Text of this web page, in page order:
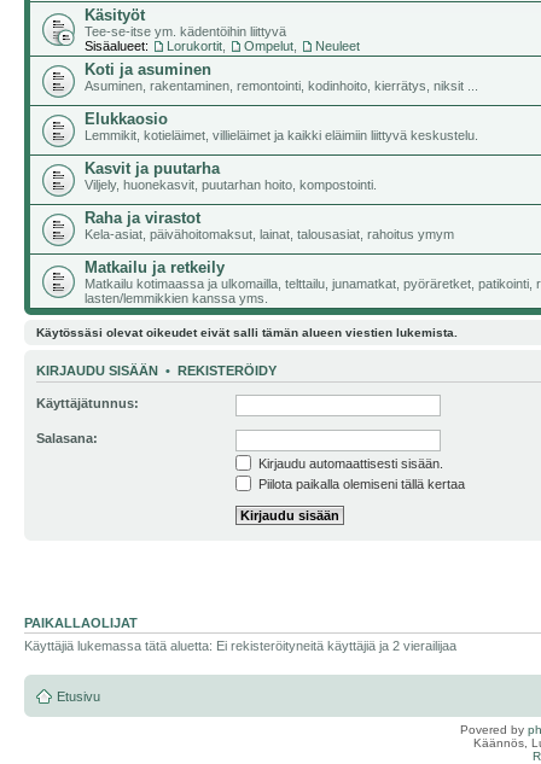
Käsityöt
Tee-se-itse ym. kädentöihin liittyvä
Sisäalueet:
Lorukortit Ompelut Neuleet
Koti ja asuminen
Asuminen, rakentaminen, remontointi, kodinhoito, kierrätys, niksit ...
Elukkaosio
Lemmikit, kotieläimet, villieläimet ja kaikki eläimiin liittyvä keskustelu.
Kasvit ja puutarha
Viljely, huonekasvit, puutarhan hoito, kompostointi.
Raha ja virastot
Kela-asiat, päivähoitomaksut, lainat, talousasiat, rahoitus ymym
Matkailu ja retkeily
Matkailu kotimaassa ja ulkomailla, telttailu, junamatkat, pyöräretket, patikointi,
lasten/lemmikkien kanssa yms.
Käytössäsi olevat oikeudet eivät salli tämän alueen viestien lukemista.
KIRJAUDU SISÄÄN • REKISTERÖIDY
Käyttäjätunnus:
Salasana:
Kirjaudu automaattisesti sisään.
Piilota paikalla olemiseni tällä kertaa
PAIKALLAOLIJAT
Käyttäjiä lukemassa tätä aluetta: Ei rekisteröityneitä käyttäjiä ja 2 vierailijaa
Etusivu
Povered by
Käännös,